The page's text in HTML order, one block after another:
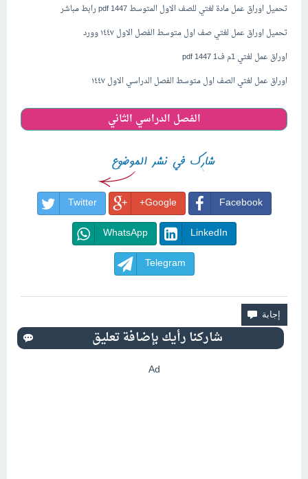
تحميل اوراق عمل مادة لغتي للصف الاول المتوسط 1447 pdf رابط مباشر
تحميل اوراق عمل لغتي صف اول متوسط الفصل الاول ١٤٤٧
وورد
اوراق عمل لغتي 1م ف1 1447 pdf
اوراق عمل لغتي الصف اول متوسط الفصل الدراسي الاول ١٤٤٧
الفصل الدراسي الثاني
Facebook
Google+
Twitter
LinkedIn
WhatsApp
Telegram
Ad